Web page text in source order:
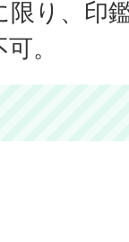
り、印
。